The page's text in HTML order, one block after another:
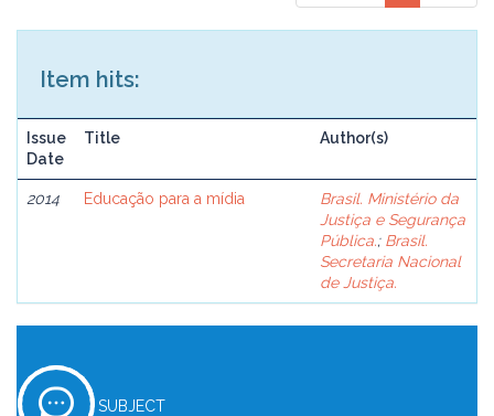
Item hits:
Issue
Date
Title Author(s)
2014 Educação para a mídia
Brasil. Ministério da
Justiça e Segurança
Pública.; Brasil.
Secretaria Nacional
de Justiça.
SUBJECT